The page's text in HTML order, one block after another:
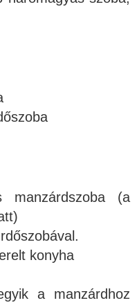
manzárdszoba (a
konyha
a manzárdhoz